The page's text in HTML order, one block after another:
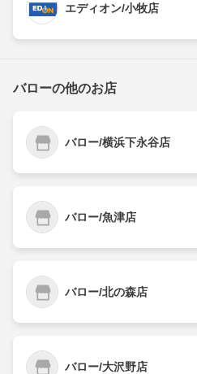
エディオン/小牧店
バローの他のお店
バロー/横浜下永谷店
バロー/魚津店
バロー/北の森店
バロー/大沢野店